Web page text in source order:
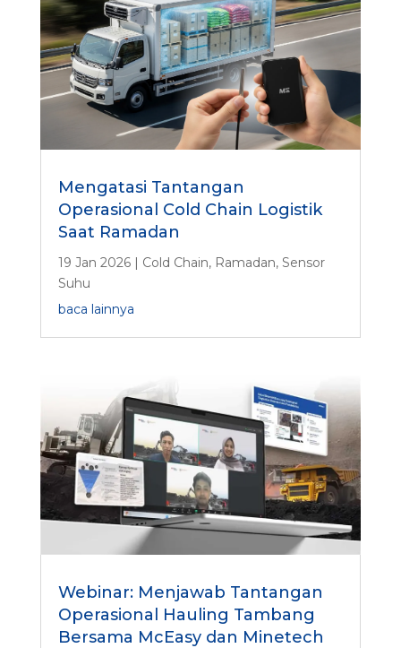
Mengatasi Tantangan
Operasional Cold Chain Logistik
Saat Ramadan
19 Jan 2026| Cold Chain, Ramadan, Sensor
Suhu
baca lainnya
Webinar: Menjawab Tantangan
Operasional Hauling Tambang
Bersama McEasy dan Minetech